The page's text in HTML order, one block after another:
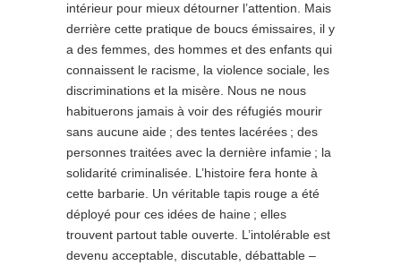
intérieur pour mieux détourner l’attention. Mais
derrière cette pratique de boucs émissaires, il y
a des femmes, des hommes et des enfants qui
connaissent le racisme, la violence sociale, les
discriminations et la misère. Nous ne nous
habituerons jamais à voir des réfugiés mourir
sans aucune aide ; des tentes lacérées ; des
personnes traitées avec la dernière infamie ; la
solidarité criminalisée. L’histoire fera honte à
cette barbarie. Un véritable tapis rouge a été
déployé pour ces idées de haine ; elles
trouvent partout table ouverte. L’intolérable est
devenu acceptable, discutable, débattable –